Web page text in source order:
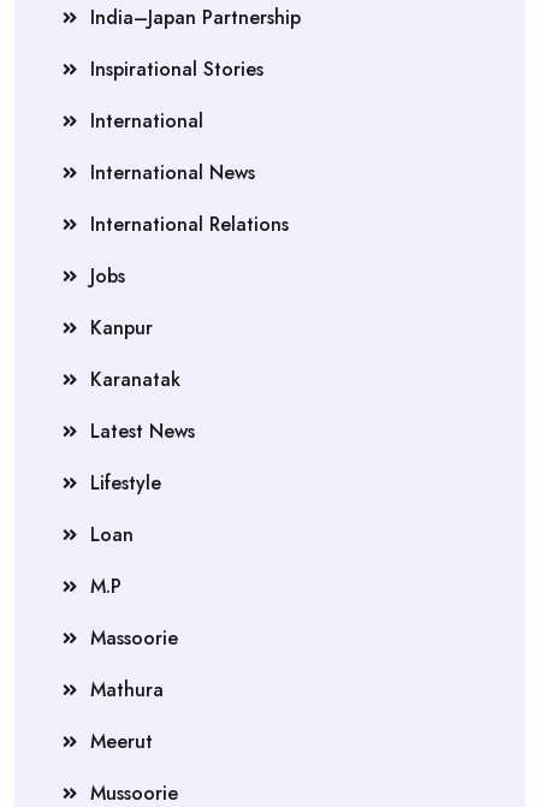
India–Japan Partnership
Inspirational Stories
International
International News
International Relations
Jobs
Kanpur
Karanatak
Latest News
Lifestyle
Loan
M.P
Massoorie
Mathura
Meerut
Mussoorie